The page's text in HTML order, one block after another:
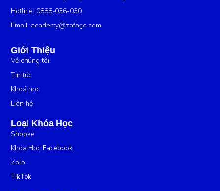
Hotline: 0888-036-030
Email: academy@zafago.com
Giới Thiệu
Về chúng tôi
Tin tức
Khoá học
Liên hệ
Loại Khóa Học
Shopee
Khóa Học Facebook
Zalo
TikTok